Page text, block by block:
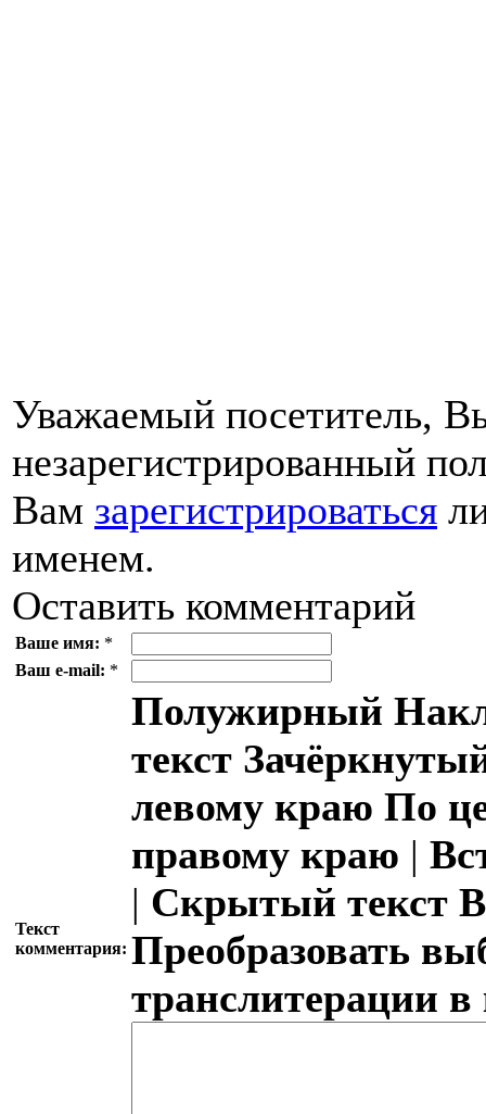
Уважаемый посетитель,
незарегистрированный
Вам зарегистрироваться
именем.
Оставить комментарий
Ваше имя: *
Ваш e-mail: *
Текст
комментария:
Полужирный
текст
левому краю По
правому краю |
| Скрытый текст
Преобразовать
транслитерации